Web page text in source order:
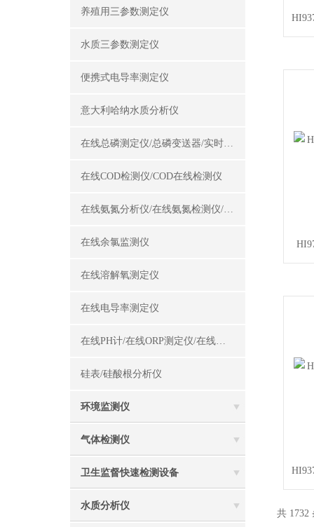
养殖用三参数测定仪
水质三参数测定仪
便携式电导率测定仪
意大利哈纳水质分析仪
在线总磷测定仪/总磷变送器/实时总磷监测仪
在线COD检测仪/COD在线检测仪
在线氨氮分析仪/在线氨氮检测仪/氨氮变送器
在线余氯监测仪
在线溶解氧测定仪
在线电导率测定仪
在线PH计/在线ORP测定仪/在线酸碱度计
硅表/硅酸根分析仪
环境监测仪
气体检测仪
卫生监督快速检测设备
水质分析仪
共 1732